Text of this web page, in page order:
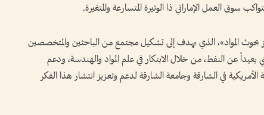
سوق العمل الإماراتي ذا الوتيرة المتسارعة والمتغيرة.
المواد»، الذي يهدف إلى تشكيل مجتمع من الباحثين والمتخصصين
بعيداً عن النفط، من خلال الابتكار في علم المواد والهندسة، ودعم
الأمريكية في الشارقة وجامعة الشارقة لدعم وتعزيز انتشار هذا الفكر